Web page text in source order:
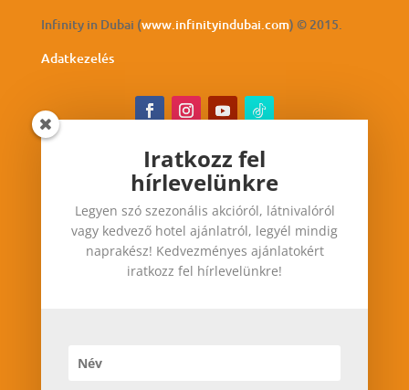
Infinity in Dubai (www.infinityindubai.com) © 2015.
Adatkezelés
Iratkozz fel hírlevelünkre
Legyen szó szezonális akcióról, látnivalóról vagy
kedvező hotel ajánlatról, legyél mindig
naprakész! Kedvezményes ajánlatokért iratkozz
Iratkozz fel
hírlevelünkre
Legyen szó szezonális akcióról, látnivalóról
vagy kedvező hotel ajánlatról, legyél mindig
naprakész! Kedvezményes ajánlatokért
iratkozz fel hírlevelünkre!